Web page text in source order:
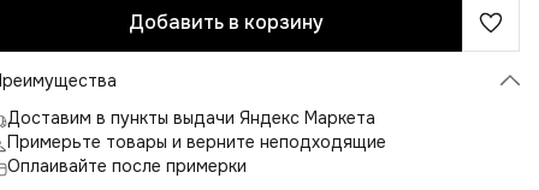
Добавить в корзину
Доставим в пункты выдачи Яндекс Маркета
Примерьте товары и верните неподходящие
Оплаивайте после примерки